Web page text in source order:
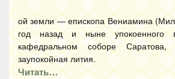
ой земли — епископа Вениамина
год назад и ныне упокоенного
кафедральном соборе
заупокойная лития.
Читать…